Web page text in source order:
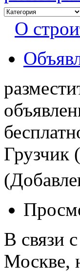
О
Грузчик
В связи
Москве,